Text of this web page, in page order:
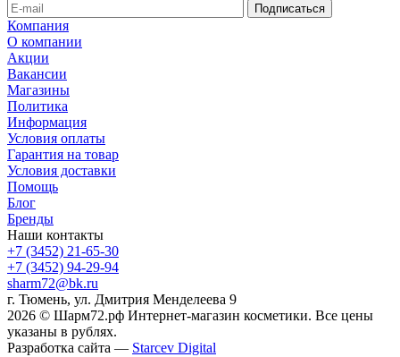
Компания
О компании
Акции
Вакансии
Магазины
Политика
Информация
Условия оплаты
Гарантия на товар
Условия доставки
Помощь
Блог
Бренды
Наши контакты
+7 (3452) 21-65-30
+7 (3452) 94-29-94
sharm72@bk.ru
г. Тюмень, ул. Дмитрия Менделеева 9
2026 © Шарм72.рф Интернет-магазин косметики. Все цены
указаны в рублях.
Разработка сайта — Starcev Digital